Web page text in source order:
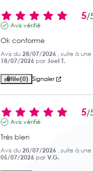
5/
Avis vérifié
Ok conforme
Avis du 28/07/2026 , suite à
18/07/2026 par Joel T.
Utile(0) Signaler
5/
Avis vérifié
Très bien
Avis du 20/07/2026 , suite à
05/07/2026 par V.G.